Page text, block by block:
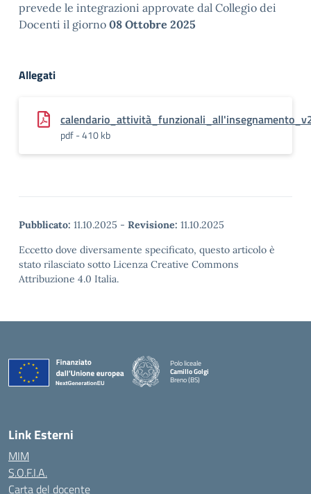
prevede le integrazioni approvate dal Collegio dei
Docenti il giorno 08 Ottobre 2025
Allegati
pdf - 410 kb
Pubblicato: 11.10.2025 - Revisione: 11.10.2025
Eccetto dove diversamente specificato, questo articolo è
stato rilasciato sotto Licenza Creative Commons
Attribuzione 4.0 Italia.
Polo liceale
Camillo Golgi
Breno (BS)
Link Esterni
MIM
S.O.F.I.A.
Carta del docente